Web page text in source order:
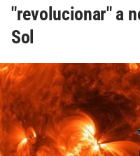
"revolucionar" a
Sol